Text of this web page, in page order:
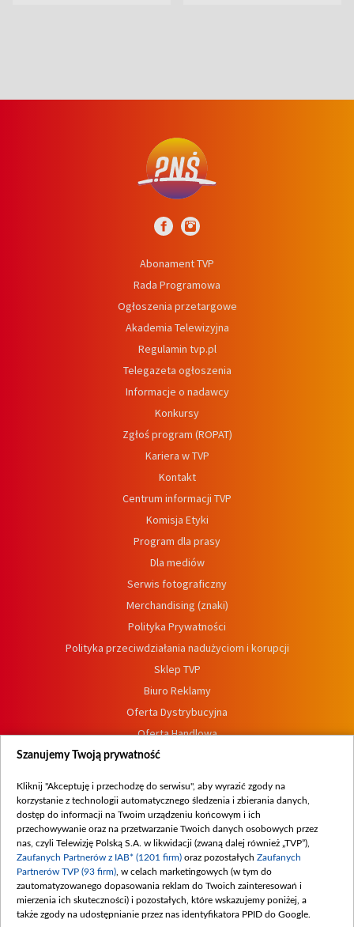
Abonament TVP
Rada Programowa
Ogłoszenia przetargowe
Akademia Telewizyjna
Regulamin tvp.pl
Telegazeta ogłoszenia
Informacje o nadawcy
Konkursy
Zgłoś program (ROPAT)
Kariera w TVP
Kontakt
Centrum informacji TVP
Komisja Etyki
Program dla prasy
Dla mediów
Serwis fotograficzny
Merchandising (znaki)
Polityka Prywatności
Polityka przeciwdziałania nadużyciom i korupcji
Sklep TVP
Biuro Reklamy
Oferta Dystrybucyjna
Oferta Handlowa
Dostępność
Procedura zgłoszeń wewnętrznych
Szanujemy Twoją prywatność
Kliknij "Akceptuję i przechodzę do serwisu", aby wyrazić zgody na
korzystanie z technologii automatycznego śledzenia i zbierania danych,
dostęp do informacji na Twoim urządzeniu końcowym i ich
przechowywanie oraz na przetwarzanie Twoich danych osobowych przez
nas, czyli Telewizję Polską S.A. w likwidacji (zwaną dalej również „TVP”),
Zaufanych Partnerów z IAB* (1201 firm) oraz pozostałych Zaufanych
Partnerów TVP (93 firm) , w celach marketingowych (w tym do
zautomatyzowanego dopasowania reklam do Twoich zainteresowań i
mierzenia ich skuteczności) i pozostałych, które wskazujemy poniżej, a
także zgody na udostępnianie przez nas identyfikatora PPID do Google.